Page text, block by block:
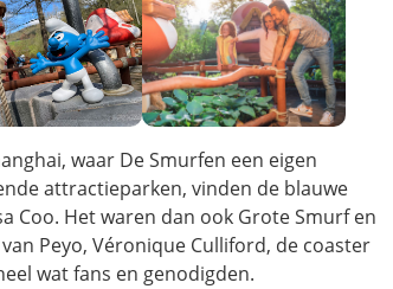
waar De Smurfen een eigen
attractieparken, vinden de blauwe
Coo. Het waren dan ook Grote Smurf en
Peyo, Véronique Culliford, de coaster
wat fans en genodigden.